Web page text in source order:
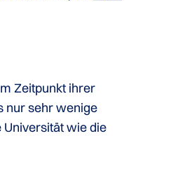
Zeitpunkt ihrer
nur sehr wenige
Universität wie die